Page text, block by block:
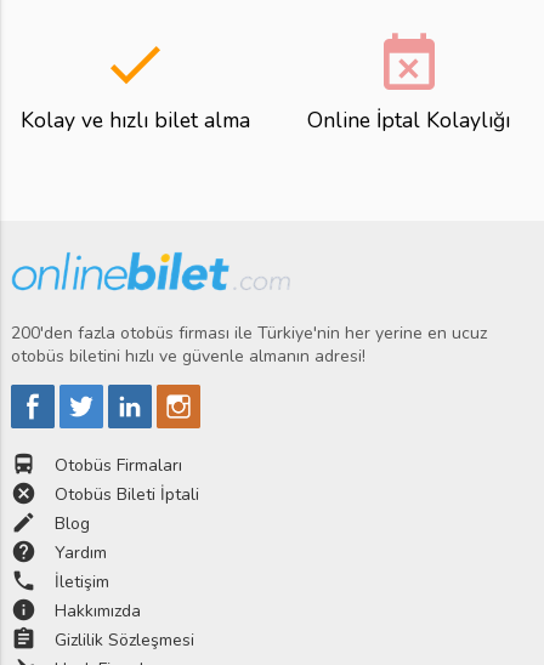
done
Kolay ve hızlı bilet alma
event_busy
Online İptal Kolaylığı
200'den fazla otobüs firması ile Türkiye'nin her yerine en ucuz
otobüs biletini hızlı ve güvenle almanın adresi!
directions_bus Otobüs Firmaları
cancel Otobüs Bileti İptali
edit Blog
help Yardım
phone İletişim
info Hakkımızda
assignment Gizlilik Sözleşmesi